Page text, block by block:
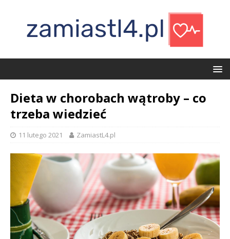
Dieta w chorobach wątroby – co
trzeba wiedzieć
11 lutego 2021 ZamiastL4.pl